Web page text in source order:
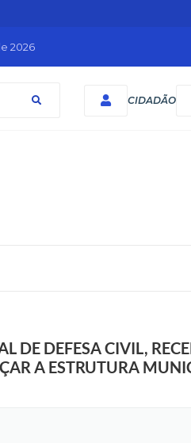
CIDADÃO
2026
DE DEFESA CIVIL,
A ESTRUTURA